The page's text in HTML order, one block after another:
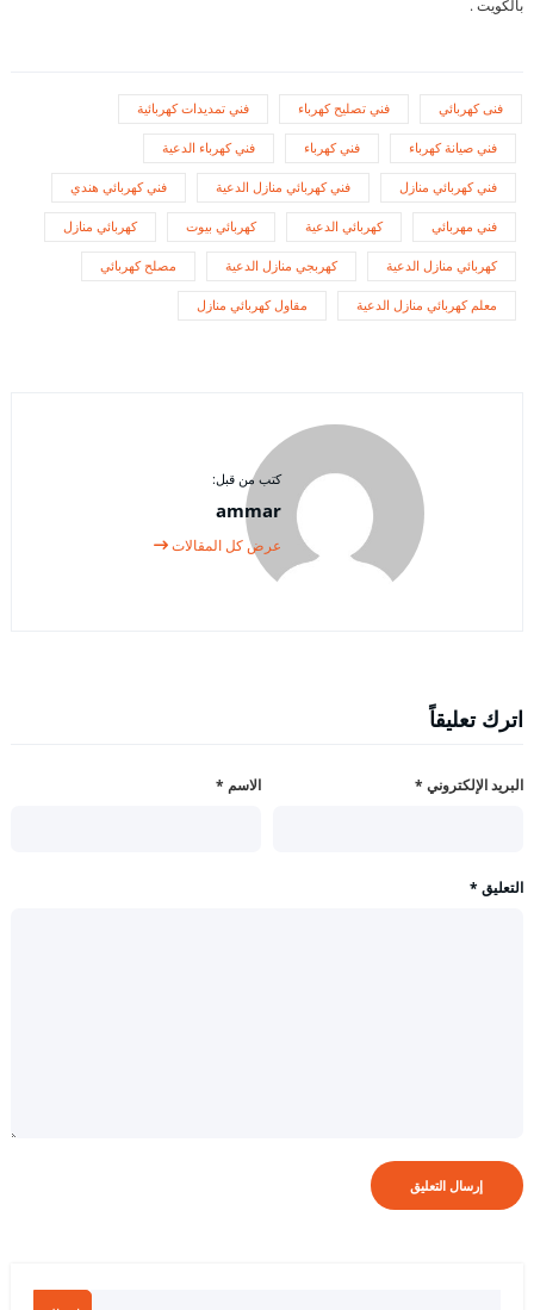
بالكويت .
فنى كهربائي فني تصليح كهرباء فني تمديدات كهربائية
فني صيانة كهرباء فني كهرباء فني كهرباء الدعية
فني كهربائي منازل فني كهربائي منازل الدعية فني كهربائي هندي
فني مهربائي كهربائي الدعية كهربائي بيوت كهربائي منازل
كهربائي منازل الدعية كهربجي منازل الدعية مصلح كهربائي
معلم كهربائي منازل الدعية مقاول كهربائي منازل
كتب من قبل:
ammar
عرض كل المقالات
اترك تعليقاً
الاسم * البريد الإلكتروني *
التعليق *